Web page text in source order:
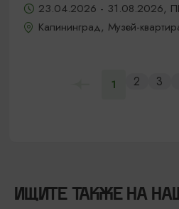
23.04.2026 - 31.08.2026,
Калининград, Музей-
1 2 3
ИЩИТЕ ТАКЖЕ НА